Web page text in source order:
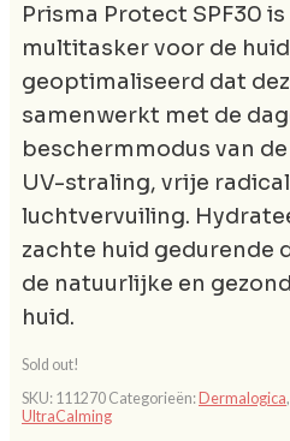
Prisma Protect SPF30
multitasker voor de
geoptimaliseerd dat
samenwerkt met de
beschermmodus van
UV-straling, vrije
luchtvervuiling.
zachte huid gedurende
de natuurlijke en
huid.
Sold out!
SKU: 111270 Categorieën: Dermalogica,
UltraCalming